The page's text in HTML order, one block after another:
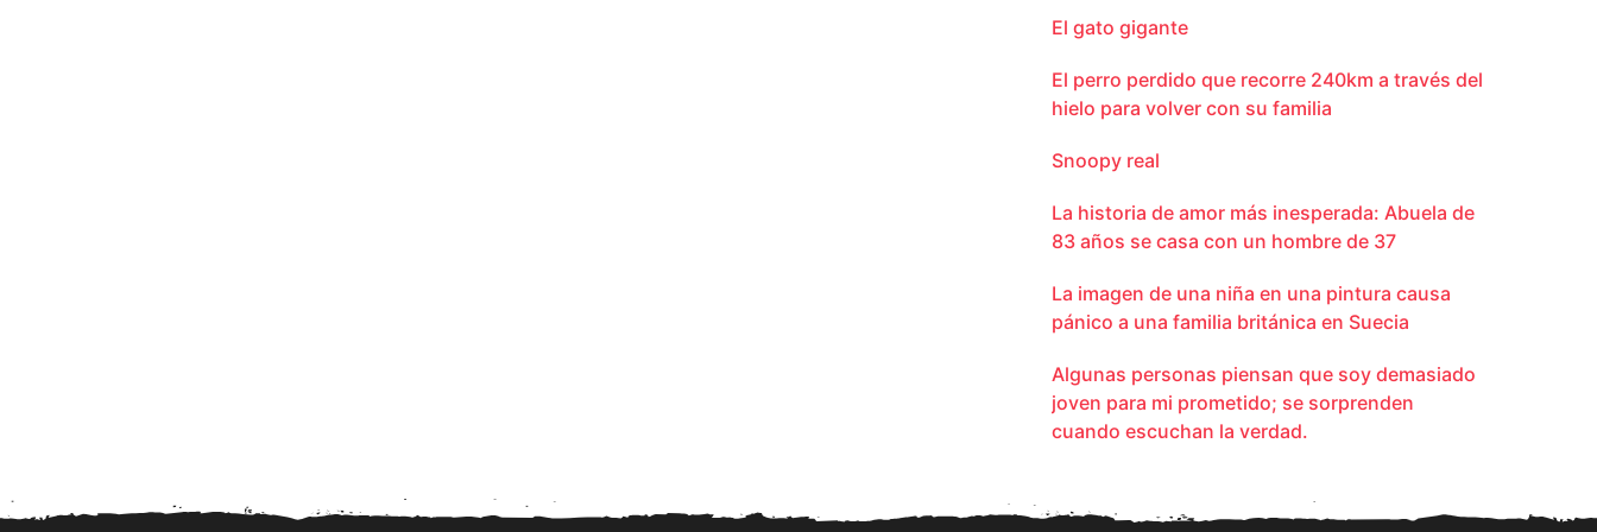
El gato gigante
El perro perdido que recorre 240km a través del
hielo para volver con su familia
Snoopy real
La historia de amor más inesperada: Abuela de
83 años se casa con un hombre de 37
La imagen de una niña en una pintura causa
pánico a una familia británica en Suecia
Algunas personas piensan que soy demasiado
joven para mi prometido; se sorprenden
cuando escuchan la verdad.